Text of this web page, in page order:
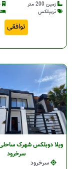
زمین 200 متر
تریپلکس
توافقی
ویلا دوبلکس شهرک
سرخرود
سرخرود